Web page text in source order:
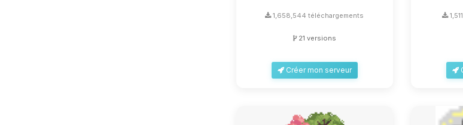
1,658,544 téléchargements
21 versions
Créer mon serveur